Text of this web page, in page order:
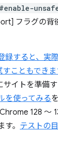
フラグの背
録すると、実
こともできま
イトを準備
を使ってみる
128 ～
。 テストの